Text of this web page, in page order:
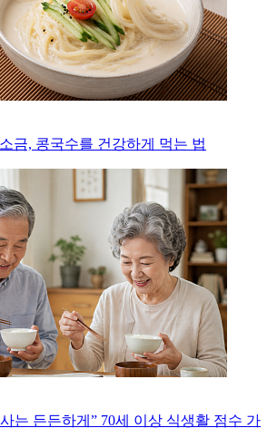
금, 콩국수를 건강하게 먹는 법
는 든든하게” 70세 이상 식생활 점수 가